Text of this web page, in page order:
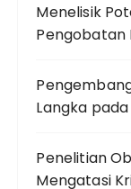
Menelisik
Pengobatan
Langka
Penelitian
Mengatasi